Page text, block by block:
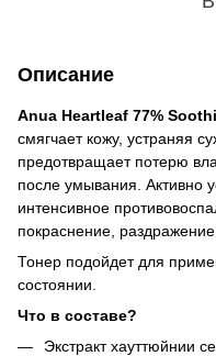
Описание
Anua Heartleaf 77%
смягчает кожу, устраняя
предотвращает потерю
после умывания. Активно
интенсивное
покраснение,
Тонер подойдет для
состоянии.
Что в составе?
Экстракт хауттюйнии